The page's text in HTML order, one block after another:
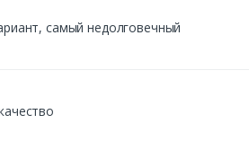
самый недолговечный